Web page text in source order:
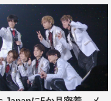
ーに助言してきた。
ロ。振りは違うのに
いうのをもうひとつ
せた時に生まれる至